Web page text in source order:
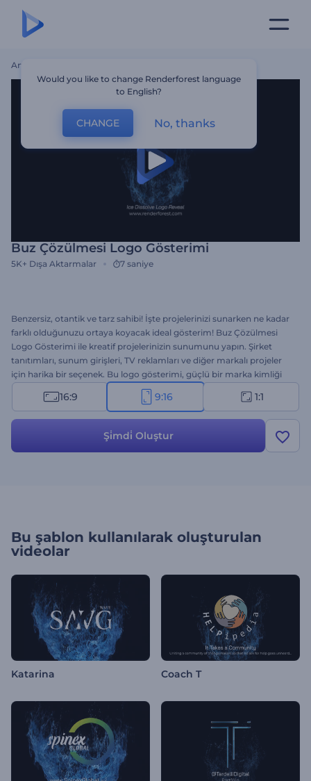
Ana Sayfa
Buz Çözülmesi Logo Gösterimi
5K+ Dışa Aktarmalar 7 saniye
Benzersiz, otantik ve tarz sahibi! İşte projelerinizi sunarken ne kadar
farklı olduğunuzu ortaya koyacak ideal gösterim! Buz Çözülmesi
Logo Gösterimi ile kreatif projelerinizin sunumunu yapın. Şirket
tanıtımları, sunum girişleri, TV reklamları ve diğer markalı projeler
için harika bir seçenek. Bu logo gösterimi, güçlü bir marka kimliği
oluşturma yolunda başarıyı garanti ediyor. Beklemeye gerek yok!
Hemen şimdi deneyin!
16:9 9:16 1:1
Şi̇mdi̇ Oluştur
Bu şablon kullanılarak oluşturulan
videolar
Katarina Coach T
Would you like to change Renderforest language
to English?
CHANGE No, thanks